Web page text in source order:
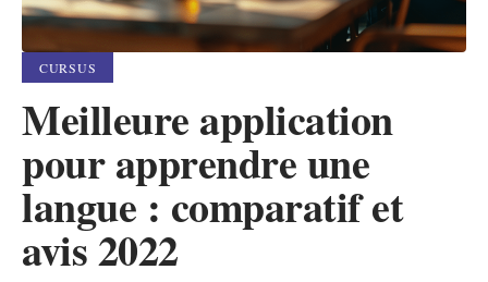
CURSUS
Meilleure application
pour apprendre une
langue : comparatif et
avis 2022